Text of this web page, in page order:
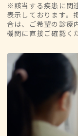
※該当する疾患に関
表示しております。
合は、ご希望の診療
機関に直接ご確認く